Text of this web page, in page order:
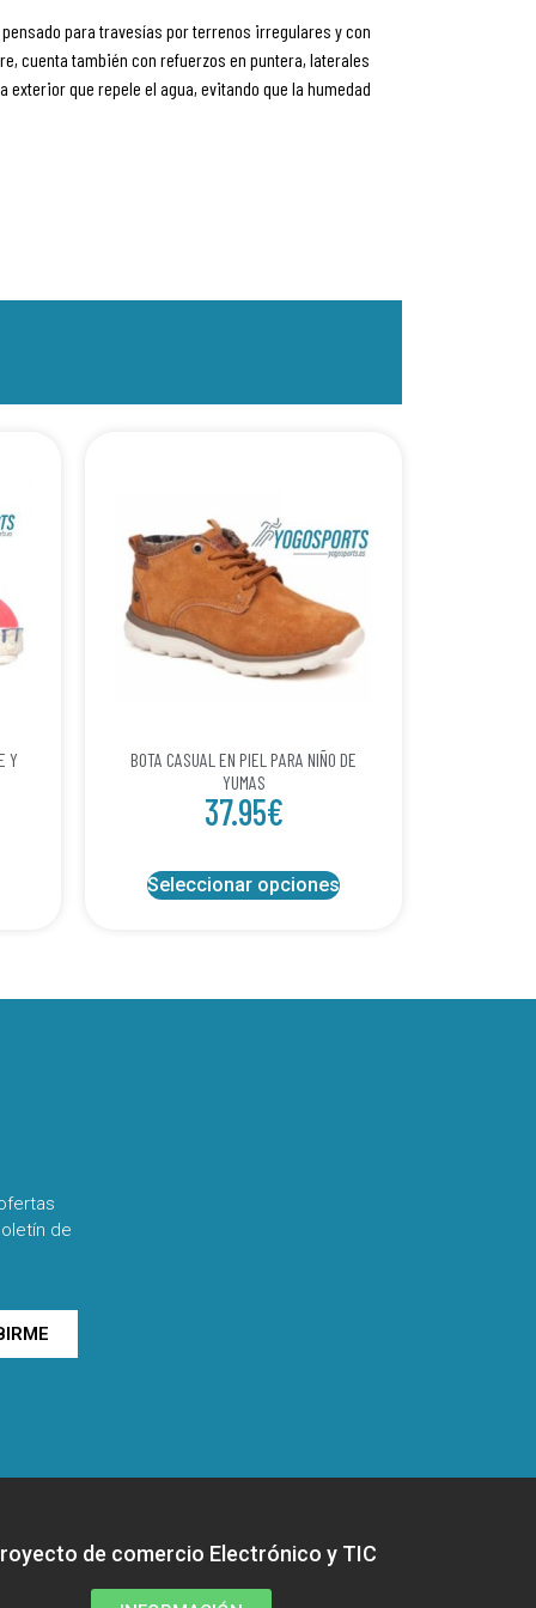
para travesías por terrenos irregulares y con
cuenta también con refuerzos en puntera, laterales
exterior que repele el agua, evitando que la humedad
Y
BOTA CASUAL EN PIEL PARA NIÑO DE
YUMAS
37.95€
Seleccionar opciones
de
de comercio Electrónico y TIC